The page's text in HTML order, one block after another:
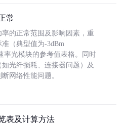
常
的正常范围及影响因素，重
（典型值为-3dBm
率光模块的参考值表格。同时
光纤损耗、连接器问题）及
网络性能问题。
表及计算方法